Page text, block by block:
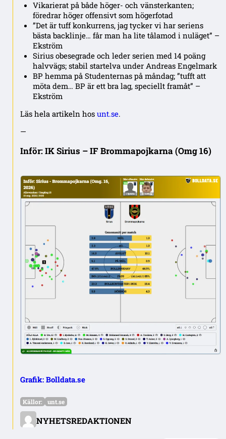
Vikarierat på både höger- och vänsterkanten;
föredrar höger offensivt som högerfotad
”Det är tuff konkurrens, jag tycker vi har seriens
bästa backlinje… får man ha lite tålamod i nuläget” –
Ekström
Sirius obesegrade och leder serien med 14 poäng
halvvägs; stabil startelva under Andreas Engelmark
BP hemma på Studenternas på måndag; ”tufft att
möta dem… BP är ett bra lag, speciellt framåt” –
Ekström
Läs hela artikeln hos unt.se.
—
Inför: IK Sirius – IF Brommapojkarna (Omg 16)
Grafik: Bolldata.se
NYHETSREDAKTIONEN
Källor: unt.se